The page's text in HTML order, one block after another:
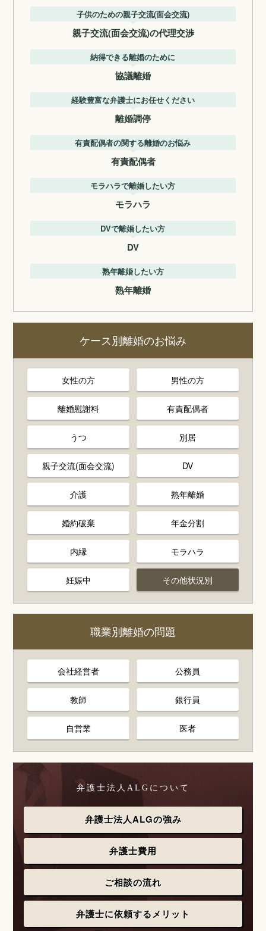
子供のための親子交流(面会交流)
親子交流(面会交流)の代理交渉
納得できる離婚のために
協議離婚
経験豊富な弁護士にお任せください
離婚調停
有責配偶者の関する離婚のお悩み
有責配偶者
モラハラで離婚したい方
モラハラ
DVで離婚したい方
DV
熟年離婚したい方
熟年離婚
ケース別離婚のお悩み
女性の方 男性の方
離婚慰謝料 有責配偶者
うつ 別居
親子交流(面会交流) DV
介護 熟年離婚
婚約破棄 年金分割
内縁 モラハラ
妊娠中 その他状況別
職業別離婚の問題
会社経営者 公務員
教師 銀行員
自営業 医者
弁護士法人ALGについて
弁護士法人ALGの強み
弁護士費用
ご相談の流れ
弁護士に依頼するメリット